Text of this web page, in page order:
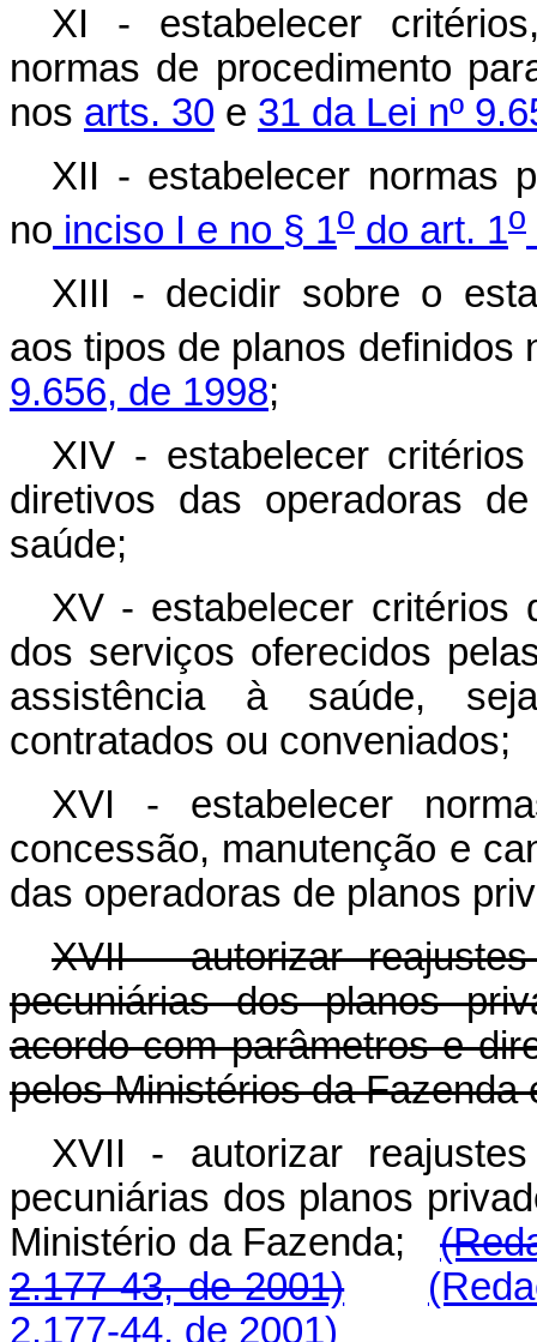
XI - estabelecer
normas de procedimento
nos arts. 30 e 31 da Lei nº
XII - estabelecer normas
no inciso I e no § 1o do art. 1o
XIII - decidir sobre o
aos tipos de planos definidos
9.656, de 1998;
XIV - estabelecer
diretivos das operadoras
saúde;
XV - estabelecer critérios
dos serviços oferecidos
assistência à saúde,
contratados ou conveniados;
XVI - estabelecer
concessão, manutenção e
das operadoras de planos
XVII - autorizar
pecuniárias dos planos
acordo com parâmetros e
pelos Ministérios da Fazenda
XVII - autorizar
pecuniárias dos planos
Ministério da Fazenda;
2.177-43, de 2001)
2.177-44, de 2001)